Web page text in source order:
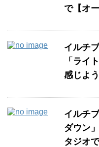
で【オ
イルチ
「ライ
感じよう
イルチ
ダウン
タジオ